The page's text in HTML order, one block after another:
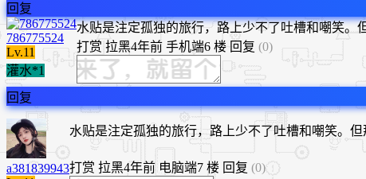
回复
786775524
Lv.11
灌水*1
水贴是注定孤独的旅行，路上少不了吐槽和嘲笑
打赏 拉黑4年前 手机端6 楼 回复 (0)
回复
a381839943
水贴是注定孤独的旅行，路上少不了吐槽和嘲笑。
打赏 拉黑4年前 电脑端7 楼 回复 (0)